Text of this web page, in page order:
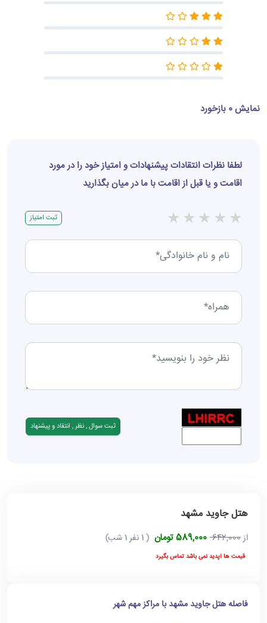
نمایش 0 بازخورد
لطفا نظرات انتقادات پیشنهادات و امتیاز خود را در مورد
اقامت و یا قبل از اقامت با ما در میان بگذارید
★
★
★
★
★ ثبت امتیاز
هتل جاوید مشهد
از642,000 589,000 تومان ( 1 نفر 1 شب)
قیمت ها آپدید نمی باشد تماس بگیرد
فاصله هتل جاوید مشهد با مراکز مهم شهر